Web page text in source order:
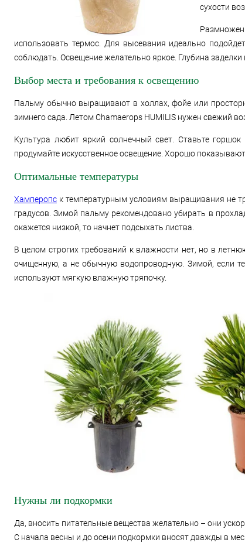
сухости
использовать термос. Для высевания идеально
соблюдать. Освещение желательно яркое. Глубина
Выбор места и требования к освещению
Пальму обычно выращивают в холлах, фойе или
зимнего сада. Летом Chamaerops HUMILIS нужен свежий
Культура любит яркий солнечный свет. Ставьте
продумайте искусственное освещение. Хорошо
Оптимальные температуры
Хамперопс к температурным условиям выращивания не
градусов. Зимой пальму рекомендовано убирать в
окажется низкой, то начнет подсыхать листва.
В целом строгих требований к влажности нет, но в
очищенную, а не обычную водопроводную. Зимой, если
используют мягкую влажную тряпочку.
Нужны ли подкормки
Да, вносить питательные вещества желательно – они
С начала весны и до осени подкормки вносят дважды в